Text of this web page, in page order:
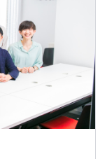
社負担)
す。常駐先は東京
はありません）